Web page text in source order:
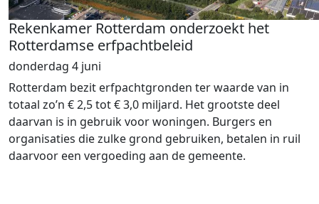
Rekenkamer Rotterdam onderzoekt het
Rotterdamse erfpachtbeleid
donderdag 4 juni
Rotterdam bezit erfpachtgronden ter waarde van in
totaal zo’n € 2,5 tot € 3,0 miljard. Het grootste deel
daarvan is in gebruik voor woningen. Burgers en
organisaties die zulke grond gebruiken, betalen in ruil
daarvoor een vergoeding aan de gemeente.